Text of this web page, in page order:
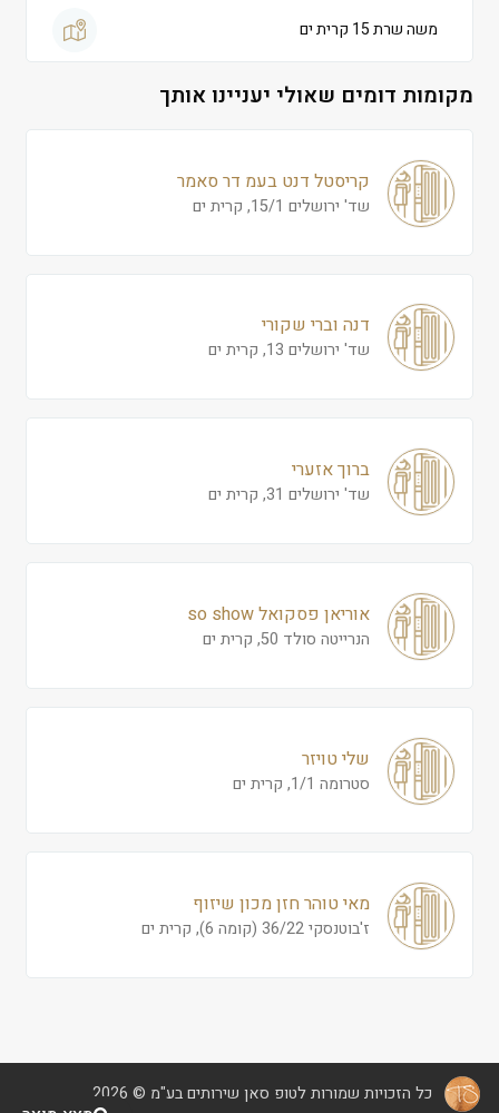
משה שרת 15 קרית ים
מקומות דומים שאולי יעניינו אותך
קריסטל דנט בעמ דר סאמר
שד' ירושלים 15/1, קרית ים
דנה וברי שקורי
שד' ירושלים 13, קרית ים
ברוך אזערי
שד' ירושלים 31, קרית ים
אוריאן פסקואל so show
הנרייטה סולד 50, קרית ים
שלי טויזר
סטרומה 1/1, קרית ים
מאי טוהר חזן מכון שיזוף
ז'בוטנסקי 36/22 (קומה 6), קרית ים
כל הזכויות שמורות לטופ סאן שירותים בע"מ © 2026